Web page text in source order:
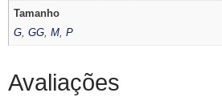
Tamanho
G,GG,M,P
Avaliações